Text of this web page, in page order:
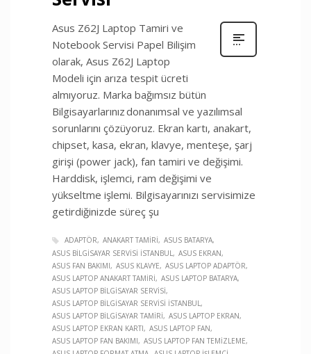
Asus Z62J Laptop Tamiri ve
Notebook Servisi Papel Bilişim
olarak, Asus Z62J Laptop
Modeli için arıza tespit ücreti
almıyoruz. Marka bağımsız bütün
Bilgisayarlarınız donanımsal ve yazılımsal
sorunlarını çözüyoruz. Ekran kartı, anakart,
chipset, kasa, ekran, klavye, menteşe, şarj
girişi (power jack), fan tamiri ve değişimi.
Harddisk, işlemci, ram değişimi ve
yükseltme işlemi. Bilgisayarınızı servisimize
getirdiğinizde süreç şu
ADAPTÖR ANAKART TAMIRI
ASUS BATARYA
ASUS BILGISAYAR SERVISI İSTANBUL ASUS EKRAN
ASUS FAN BAKIMI
ASUS KLAVYE
ASUS LAPTOP ADAPTÖR
ASUS LAPTOP ANAKART TAMIRI
ASUS LAPTOP BATARYA
ASUS LAPTOP BILGISAYAR SERVISI
ASUS LAPTOP BILGISAYAR SERVISI İSTANBUL
ASUS LAPTOP BILGISAYAR TAMIRI
ASUS LAPTOP EKRAN
ASUS LAPTOP EKRAN KARTI
ASUS LAPTOP FAN
ASUS LAPTOP FAN BAKIMI
ASUS LAPTOP FAN TEMIZLEME